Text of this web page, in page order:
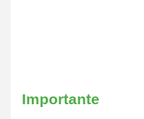
Importante